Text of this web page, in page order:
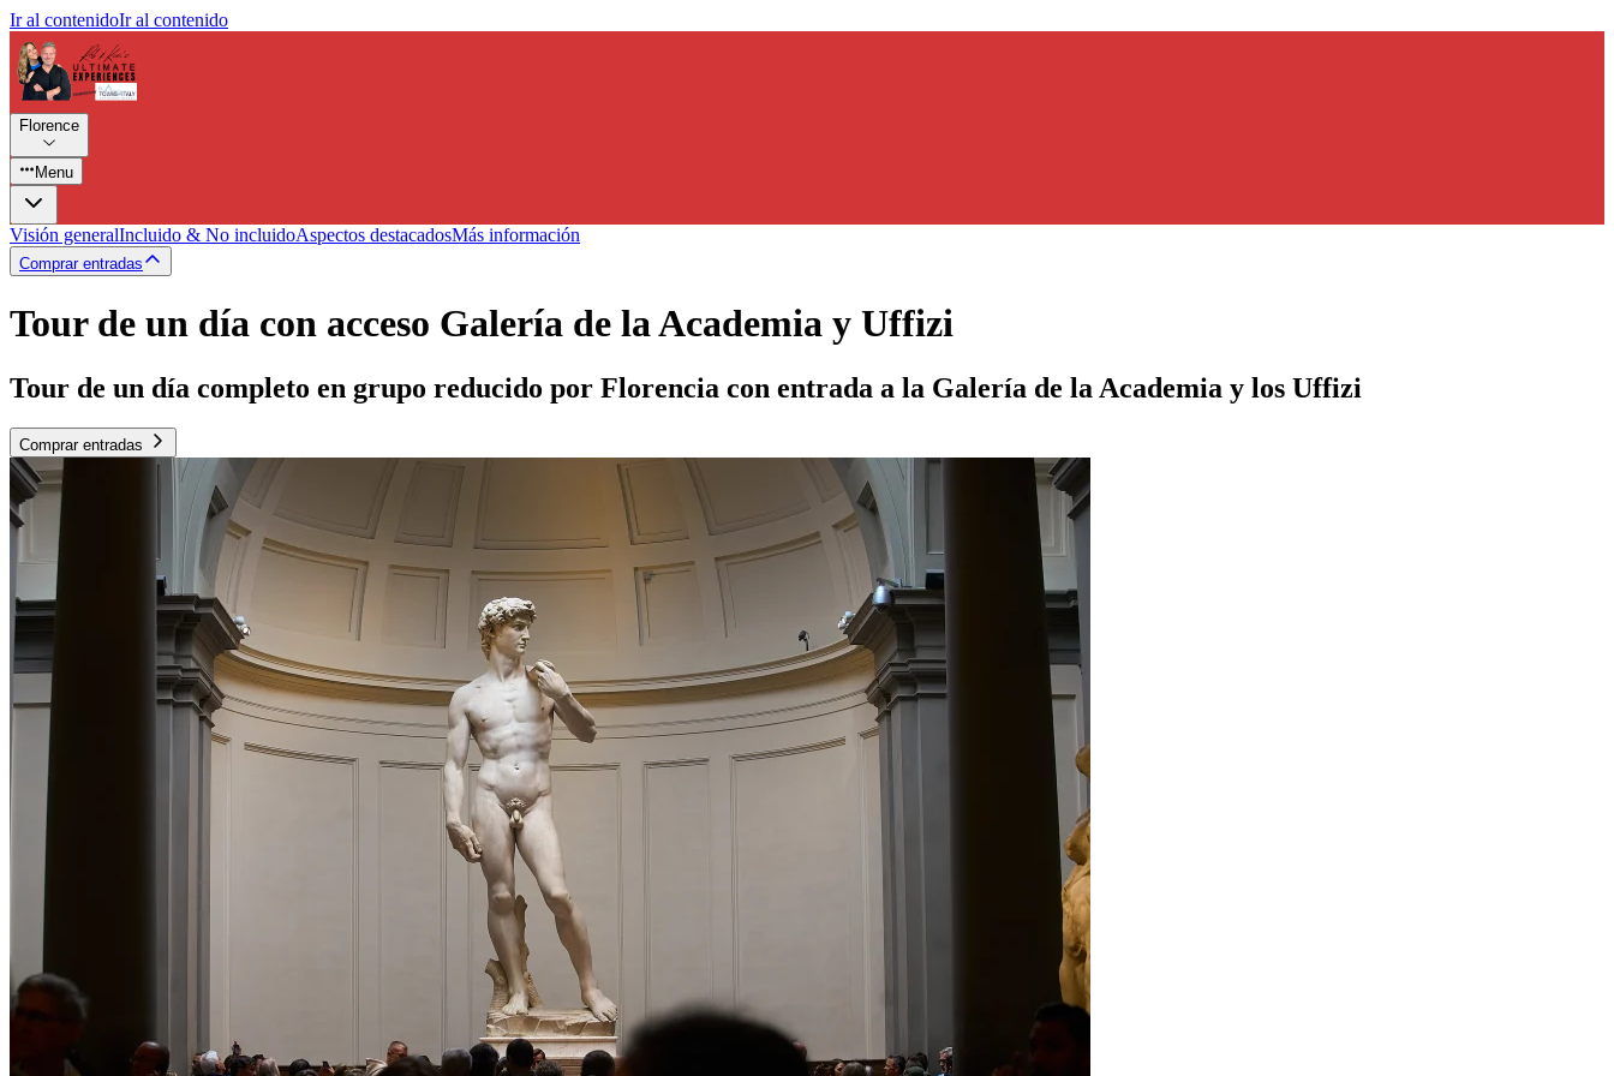
Ir al contenidoIr al contenido
Florence
Menu
Visión generalIncluido & No incluidoAspectos destacadosMás información
Comprar entradas
Tour de un día con acceso Galería de la Academia y Uffizi
Tour de un día completo en grupo reducido por Florencia con entrada a la Galería de la Academia y los Uffizi
Comprar entradas